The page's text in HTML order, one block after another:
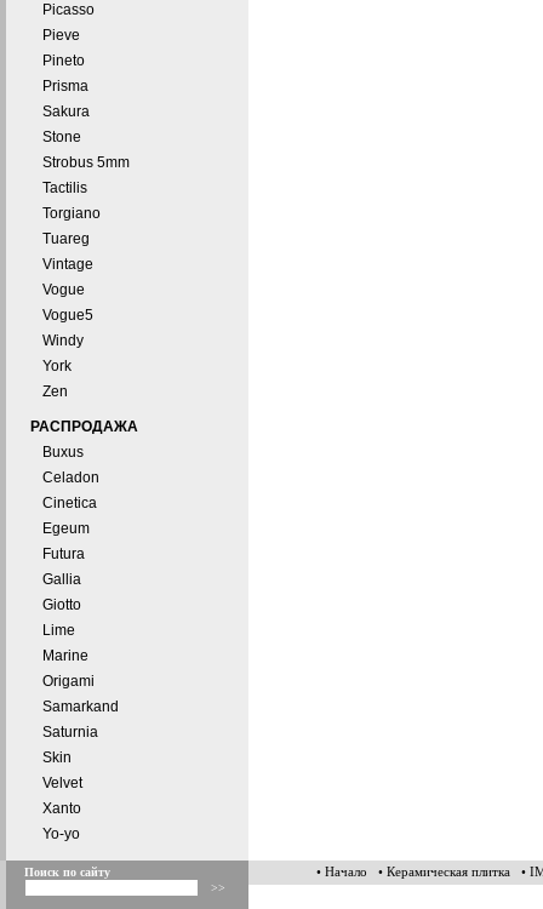
Picasso
Pieve
Pineto
Prisma
Sakura
Stone
Strobus 5mm
Tactilis
Torgiano
Tuareg
Vintage
Vogue
Vogue5
Windy
York
Zen
РАСПРОДАЖА
Buxus
Celadon
Cinetica
Egeum
Futura
Gallia
Giotto
Lime
Marine
Origami
Samarkand
Saturnia
Skin
Velvet
Xanto
Yo-yo
Поиск по сайту • Начало • Керамическая плитка •